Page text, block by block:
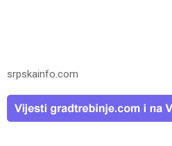
srpskainfo.com